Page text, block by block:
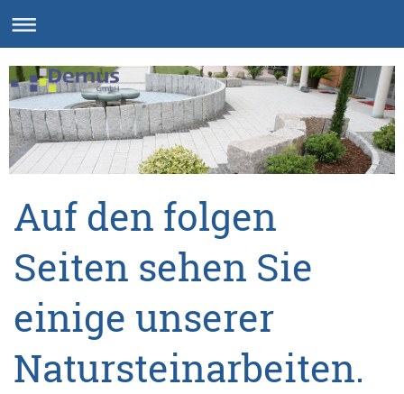
Auf den folgen
Seiten sehen Sie
einige unserer
Natursteinarbeiten.